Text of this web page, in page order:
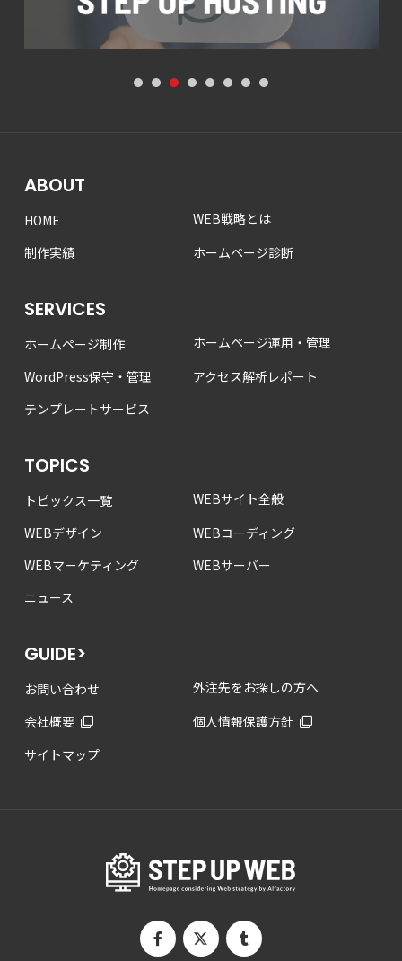
1 2 3 4 5 6 7 8
ABOUT
HOME
WEB戦略とは
制作実績
ホームページ診断
SERVICES
ホームページ制作
ホームページ運用・管理
WordPress保守・管理
アクセス解析レポート
テンプレートサービス
TOPICS
トピックス一覧
WEBサイト全般
WEBデザイン
WEBコーディング
WEBマーケティング
WEBサーバー
ニュース
GUIDE>
お問い合わせ
外注先をお探しの方へ
会社概要
個人情報保護方針
サイトマップ